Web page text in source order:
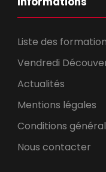
Liste des
Vendredi
Actualités
Mentions légales
Conditions
Nous contacter